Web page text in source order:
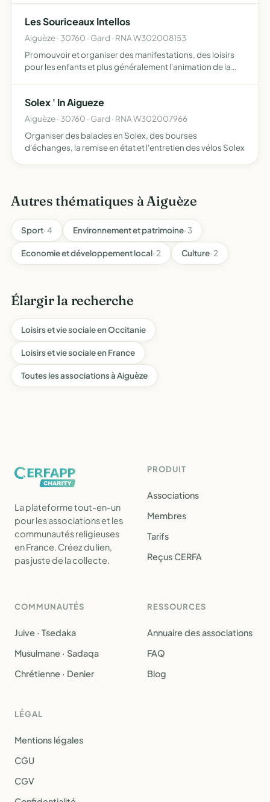
Les Souriceaux Intellos
Aiguèze · 30760 · Gard · RNA W302008153
Promouvoir et organiser des manifestations, des loisirs
pour les enfants et plus généralement l'animation de la
Solex ' In Aigueze
Aiguèze · 30760 · Gard · RNA W302007966
Organiser des balades en Solex, des bourses
d'échanges, la remise en état et l'entretien des vélos Solex
Autres thématiques à Aiguèze
Sport· 4 Environnement et patrimoine· 3
Economie et développement local· 2 Culture· 2
Élargir la recherche
Loisirs et vie sociale en Occitanie
Loisirs et vie sociale en France
Toutes les associations à Aiguèze
La plateforme tout-en-un
pour les associations et les
communautés religieuses
en France. Créez du lien,
pas juste de la collecte.
PRODUIT
Associations
Membres
Tarifs
Reçus CERFA
COMMUNAUTÉS
Juive · Tsedaka
Musulmane · Sadaqa
Chrétienne · Denier
RESSOURCES
Annuaire des associations
FAQ
Blog
LÉGAL
Mentions légales
CGU
CGV